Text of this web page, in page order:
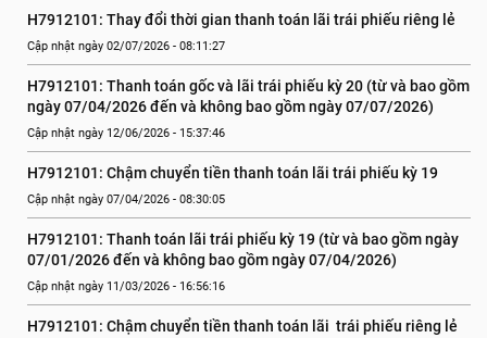
H7912101: Thay đổi thời gian thanh toán lãi trái phiếu riêng lẻ
Cập nhật ngày 02/07/2026 - 08:11:27
H7912101: Thanh toán gốc và lãi trái phiếu kỳ 20 (từ và bao gồm
ngày 07/04/2026 đến và không bao gồm ngày 07/07/2026)
Cập nhật ngày 12/06/2026 - 15:37:46
H7912101: Chậm chuyển tiền thanh toán lãi trái phiếu kỳ 19
Cập nhật ngày 07/04/2026 - 08:30:05
H7912101: Thanh toán lãi trái phiếu kỳ 19 (từ và bao gồm ngày
07/01/2026 đến và không bao gồm ngày 07/04/2026)
Cập nhật ngày 11/03/2026 - 16:56:16
H7912101: Chậm chuyển tiền thanh toán lãi  trái phiếu riêng lẻ